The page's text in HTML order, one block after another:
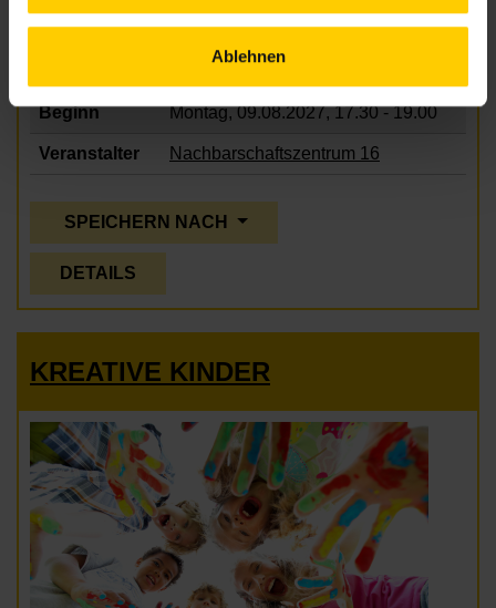
Ablehnen
Beginn Montag, 09.08.2027,17.30 - 19.00
Veranstalter Nachbarschaftszentrum 16
SPEICHERN NACH
DETAILS
KREATIVE KINDER